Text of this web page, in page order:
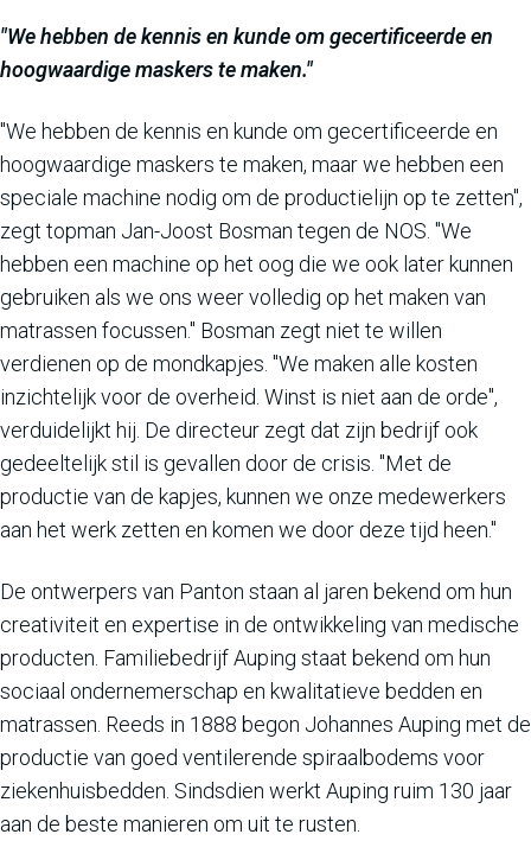
"We hebben de kennis en kunde om gecertificeerde en
hoogwaardige maskers te maken."
"We hebben de kennis en kunde om gecertificeerde en
hoogwaardige maskers te maken, maar we hebben een
speciale machine nodig om de productielijn op te zetten",
zegt topman Jan-Joost Bosman tegen de NOS. "We
hebben een machine op het oog die we ook later kunnen
gebruiken als we ons weer volledig op het maken van
matrassen focussen." Bosman zegt niet te willen
verdienen op de mondkapjes. "We maken alle kosten
inzichtelijk voor de overheid. Winst is niet aan de orde",
verduidelijkt hij. De directeur zegt dat zijn bedrijf ook
gedeeltelijk stil is gevallen door de crisis. "Met de
productie van de kapjes, kunnen we onze medewerkers
aan het werk zetten en komen we door deze tijd heen."
De ontwerpers van Panton staan al jaren bekend om hun
creativiteit en expertise in de ontwikkeling van medische
producten. Familiebedrijf Auping staat bekend om hun
sociaal ondernemerschap en kwalitatieve bedden en
matrassen. Reeds in 1888 begon Johannes Auping met de
productie van goed ventilerende spiraalbodems voor
ziekenhuisbedden. Sindsdien werkt Auping ruim 130 jaar
aan de beste manieren om uit te rusten.